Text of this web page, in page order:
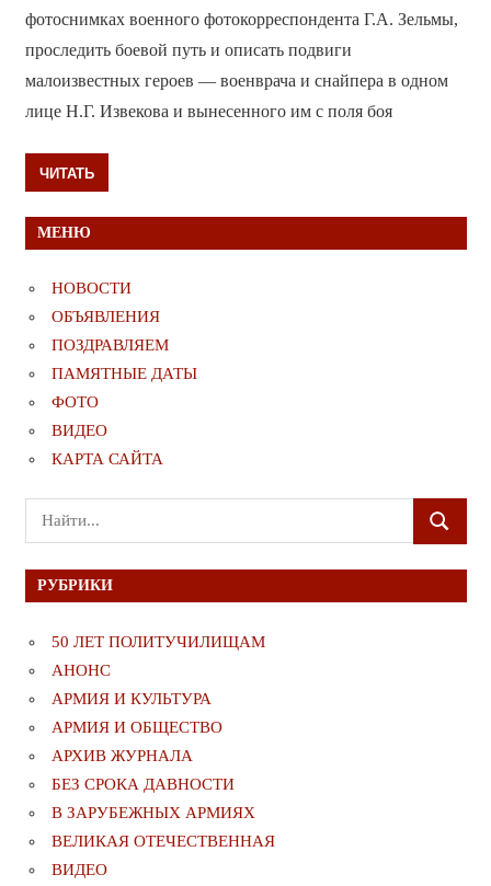
фотоснимках военного фотокорреспондента Г.А. Зельмы,
проследить боевой путь и описать подвиги
малоизвестных героев — военврача и снайпера в одном
лице Н.Г. Извекова и вынесенного им с поля боя
ЧИТАТЬ
МЕНЮ
НОВОСТИ
ОБЪЯВЛЕНИЯ
ПОЗДРАВЛЯЕМ
ПАМЯТНЫЕ ДАТЫ
ФОТО
ВИДЕО
КАРТА САЙТА
Поиск
для:
ПОИСК
РУБРИКИ
50 ЛЕТ ПОЛИТУЧИЛИЩАМ
АНОНС
АРМИЯ И КУЛЬТУРА
АРМИЯ И ОБЩЕСТВО
АРХИВ ЖУРНАЛА
БЕЗ СРОКА ДАВНОСТИ
В ЗАРУБЕЖНЫХ АРМИЯХ
ВЕЛИКАЯ ОТЕЧЕСТВЕННАЯ
ВИДЕО